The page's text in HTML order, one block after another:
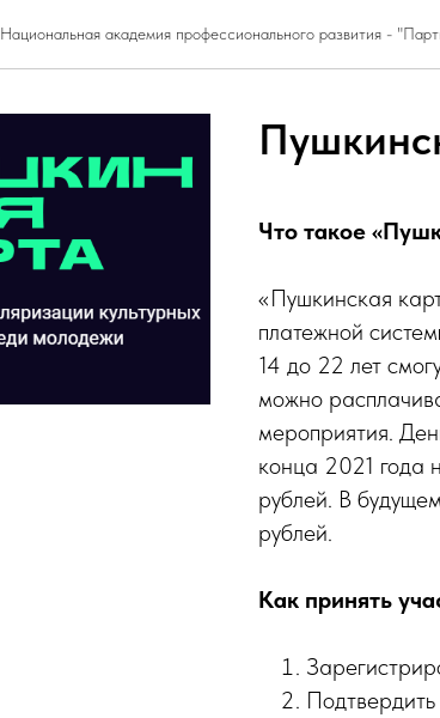
Национальная академия профессионального развития -
Что такое
«Пушкинская
платежной
14 до 22 лет
можно
мероприятия.
конца 2021 года
рублей. В
рублей.
Как принять
Подтвердить